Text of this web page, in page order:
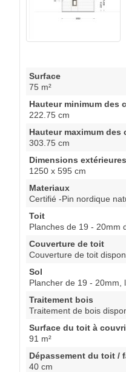
Surface
75 m²
Hauteur minimum des
222.75 cm
Hauteur maximum des
303.75 cm
Dimensions
1250 x 595 cm
Materiaux
Certifié -Pin nordique
Toit
Planches de 19 - 20mm
Couverture de toit
Couverture de toit
Sol
Plancher de 19 - 20mm,
Traitement bois
Traitement de bois
Surface du toit à
91 m²
Dépassement du toit /
40 cm